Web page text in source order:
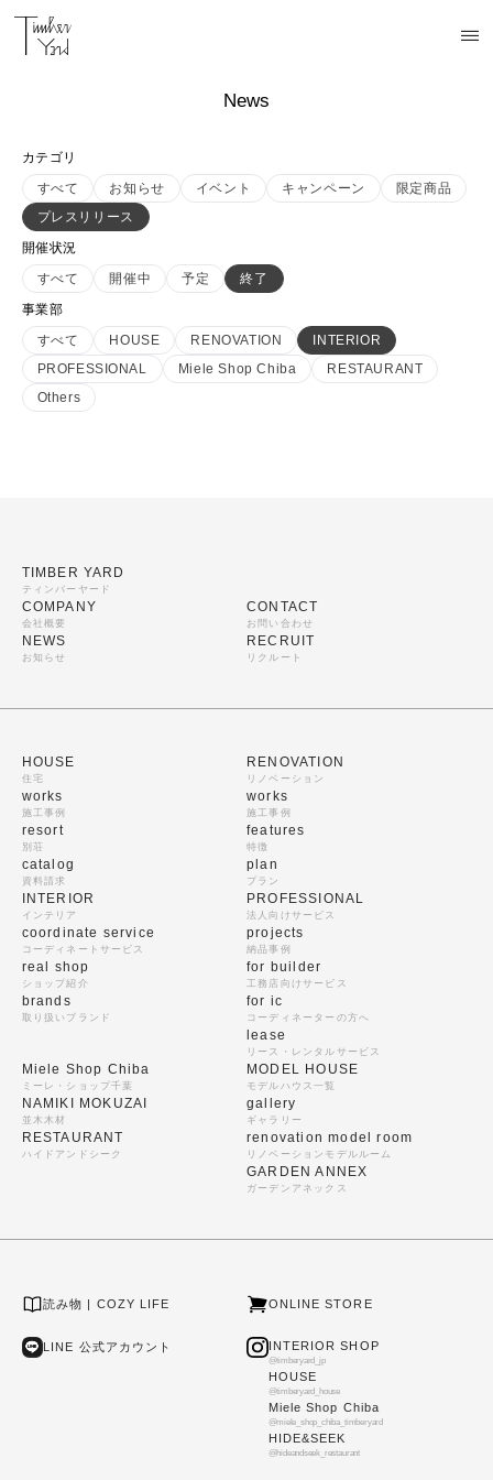
News
カテゴリ
すべて
お知らせ イベント キャンペーン
限定商品
プレスリリース
開催状況
すべて
開催中 予定
終了
事業部
すべて
HOUSE RENOVATION
INTERIOR
PROFESSIONAL
Miele Shop Chiba
RESTAURANT
Others
TIMBER YARD
ティンバーヤード
COMPANY
会社概要
NEWS
お知らせ
CONTACT
お問い合わせ
RECRUIT
リクルート
HOUSE
住宅
works
施工事例
resort
別荘
catalog
資料請求
RENOVATION
リノベーション
works
施工事例
features
特徴
plan
プラン
INTERIOR
インテリア
coordinate service
コーディネートサービス
real shop
ショップ紹介
brands
取り扱いブランド
PROFESSIONAL
法人向けサービス
projects
納品事例
for builder
工務店向けサービス
for ic
コーディネーターの方へ
lease
リース・レンタルサービス
Miele Shop Chiba
ミーレ・ショップ千葉
NAMIKI MOKUZAI
並木木材
RESTAURANT
ハイドアンドシーク
MODEL HOUSE
モデルハウス一覧
gallery
ギャラリー
renovation model room
リノベーションモデルルーム
GARDEN ANNEX
ガーデンアネックス
読み物 | COZY LIFE ONLINE STORE
LINE 公式アカウント INTERIOR SHOP
@timberyard_jp
HOUSE
@timberyard_house
Miele Shop Chiba
@miele_shop_chiba_timberyard
HIDE&SEEK
@hideandseek_restaurant